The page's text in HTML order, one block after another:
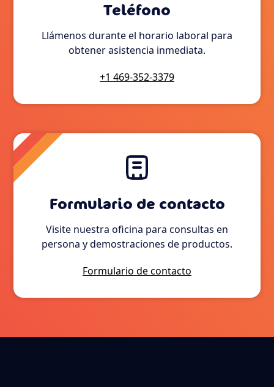
Teléfono
Llámenos durante el horario laboral para
obtener asistencia inmediata.
+1 469-352-3379
Formulario de contacto
Visite nuestra oficina para consultas en
persona y demostraciones de productos.
Formulario de contacto